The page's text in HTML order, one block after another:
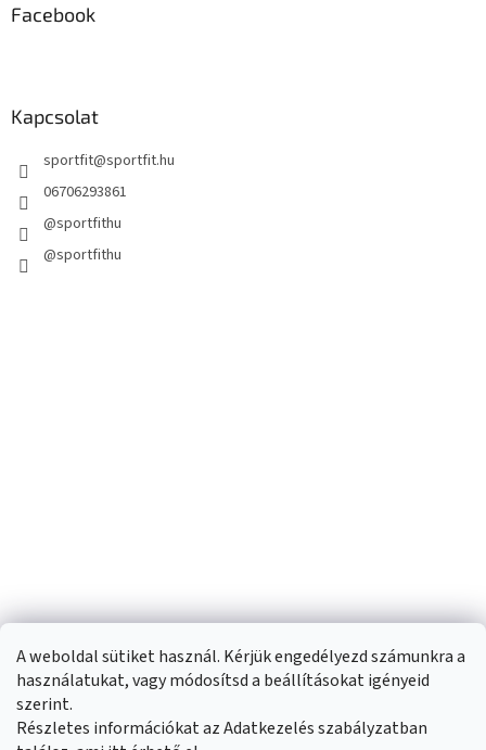
A weboldal sütiket használ. Kérjük engedélyezd számunkra a
használatukat, vagy módosítsd a beállításokat igényeid
szerint.
Részletes információkat az Adatkezelés szabályzatban
Facebook
Kapcsolat
sportfit@sportfit.hu
06706293861
@sportfithu
@sportfithu
Shoptet készítette